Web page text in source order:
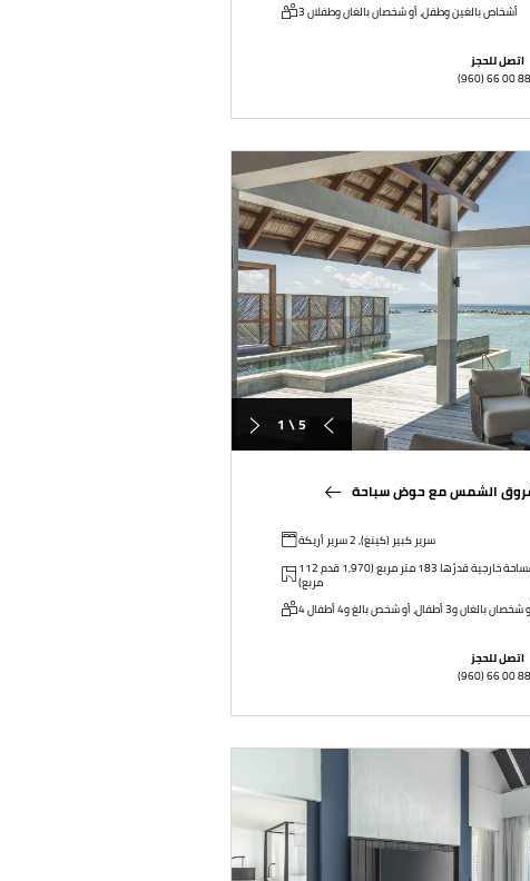
3 أشخاص بالغين وطفل، أو شخصان بالغان وطفلان
اتصل للحجز
(960) 66 00
1 \ 5
شروق الشمس مع حوض سباحة
سرير كبير (كينغ), 2 سرير أريكة
112 متر مربع (1,206 قدم مربع) بالإضافة إلى مساحة خارجية قدرُها 183 متر مربع (1,970 قدم
مربع)
اتصل للحجز
(960) 66 00